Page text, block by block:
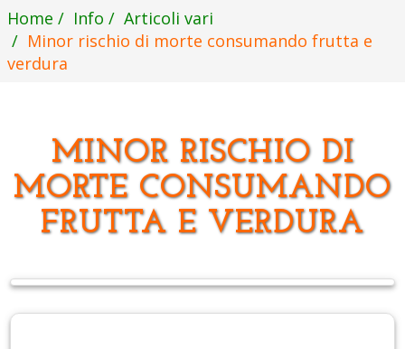
Home Info
Articoli vari
Minor rischio di morte consumando frutta e
verdura
MINOR RISCHIO DI
MORTE CONSUMANDO
FRUTTA E VERDURA